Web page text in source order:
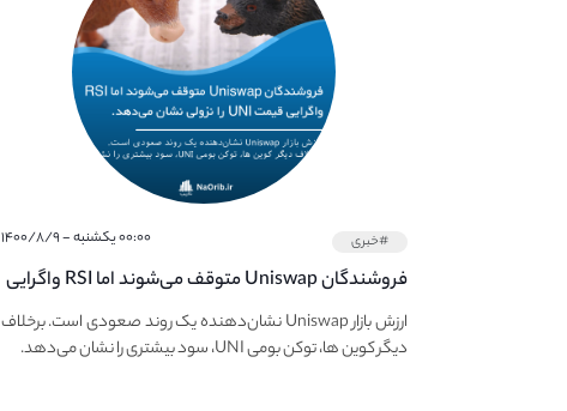
#خبری ۰۰:۰۰ یکشنبه - ۱۴۰۰/۸/۹
فروشندگان Uniswap متوقف می‌شوند اما RSI واگرایی
قیمت UNI نزولی را توسعه می‌دهد.
ارزش بازار Uniswap نشان‌دهنده یک روند صعودی است. برخلاف
دیگر کوین ها، توکن بومی UNI، سود بیشتری را نشان می‌دهد.